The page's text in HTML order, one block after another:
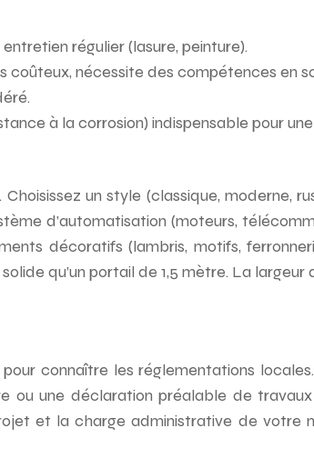
régulier (lasure, peinture).
coûteux, nécessite des compétences en
à la corrosion) indispensable pour
un style (classique, moderne,
d’automatisation (moteurs,
décoratifs (lambris, motifs,
qu’un portail de 1,5 mètre. La
connaître les réglementations
ou une déclaration préalable de
et la charge administrative de